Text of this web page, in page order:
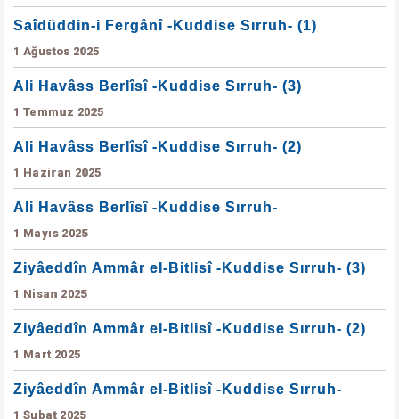
Saîdüddin-i Fergânî -Kuddise Sırruh- (1)
1 Ağustos 2025
Ali Havâss Berlîsî -Kuddise Sırruh- (3)
1 Temmuz 2025
Ali Havâss Berlîsî -Kuddise Sırruh- (2)
1 Haziran 2025
Ali Havâss Berlîsî -Kuddise Sırruh-
1 Mayıs 2025
Ziyâeddîn Ammâr el-Bitlisî -Kuddise Sırruh- (3)
1 Nisan 2025
Ziyâeddîn Ammâr el-Bitlisî -Kuddise Sırruh- (2)
1 Mart 2025
Ziyâeddîn Ammâr el-Bitlisî -Kuddise Sırruh-
1 Şubat 2025